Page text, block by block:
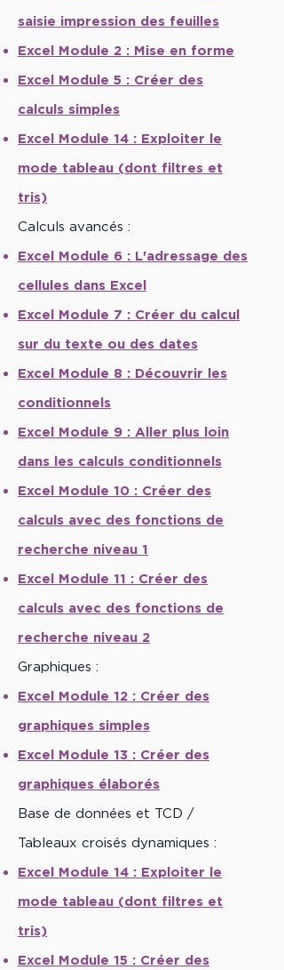
saisie impression des feuilles
Excel Module 2 : Mise en forme
Excel Module 5 : Créer des
calculs simples
Excel Module 14 : Exploiter le
mode tableau (dont filtres et
tris)
​Calculs avancés :
Excel Module 6 : L'adressage des
cellules dans Excel
Excel Module 7 : Créer du calcul
sur du texte ou des dates
Excel Module 8 : Découvrir les
conditionnels
Excel Module 9 : Aller plus loin
dans les calculs conditionnels
Excel Module 10 : Créer des
calculs avec des fonctions de
recherche niveau 1
Excel Module 11 : Créer des
calculs avec des fonctions de
recherche niveau 2
Graphiques :
Excel Module 12 : Créer des
graphiques simples
Excel Module 13 : Créer des
graphiques élaborés
Base de données et TCD /
Tableaux croisés dynamiques :
Excel Module 14 : Exploiter le
mode tableau (dont filtres et
tris)
Excel Module 15 : Créer des